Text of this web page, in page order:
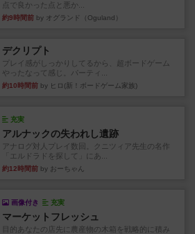
点で良かった点と悪か...
約9時間前 by オグランド（Oguland）
デクリプト
プレイ感がしっかりしてるから、超ボードゲーム
やったなって感じ。パーティ...
約10時間前 by ヒロ(新！ボードゲーム家族)
充実
アルナックの失われし遺跡
アナログ対人プレイ数回。クニツィア先生の名作
「エルドラドを探して」にあ...
約12時間前 by おーちゃん
画像付き 充実
マーケットフレッシュ
目的あなたの店先に農産物の木箱を戦略的に積み